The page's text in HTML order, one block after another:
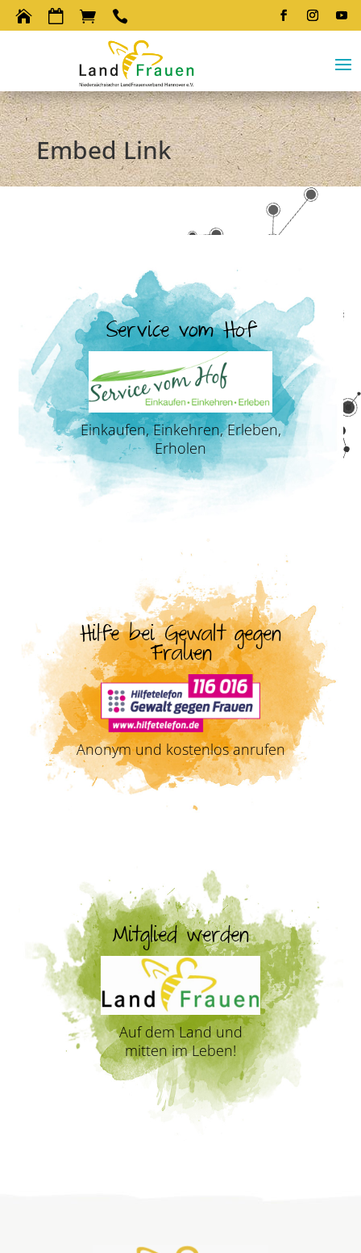
   
Embed Link
Service vom Hof
Einkaufen, Einkehren, Erleben,
Erholen
Hilfe bei Gewalt gegen
Frauen
Anonym und kostenlos anrufen
Mitglied werden
Auf dem Land und
mitten im Leben!